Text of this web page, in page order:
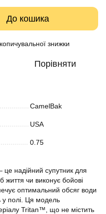
До кошика
знижки
Порівняти
CamelBak
USA
0.75
це надійний супутник для
життя чи виконує бойові
оптимальний обсяг води
у полі. Ця модель
Tritan™, що не містить